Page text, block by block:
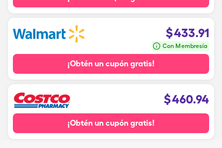
$433.91
Con Membresía
¡Obtén un cupón gratis!
$460.94
¡Obtén un cupón gratis!